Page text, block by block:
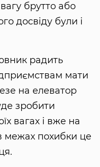
брутто або
досвіду були і
радить
мати
на елеватор
зробити
вагах і вже на
межах похибки це